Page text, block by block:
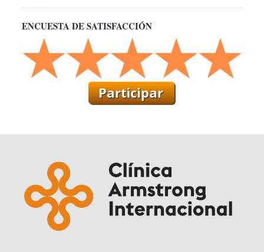
ENCUESTA DE SATISFACCIÓN